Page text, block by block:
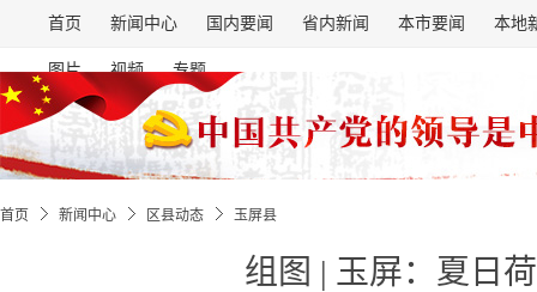
首页 新闻中心 国内要闻 省内新闻 本市要闻 本地
图片 视频 专题
首页 新闻中心 区县动态 玉屏县
组图 | 玉屏：夏日